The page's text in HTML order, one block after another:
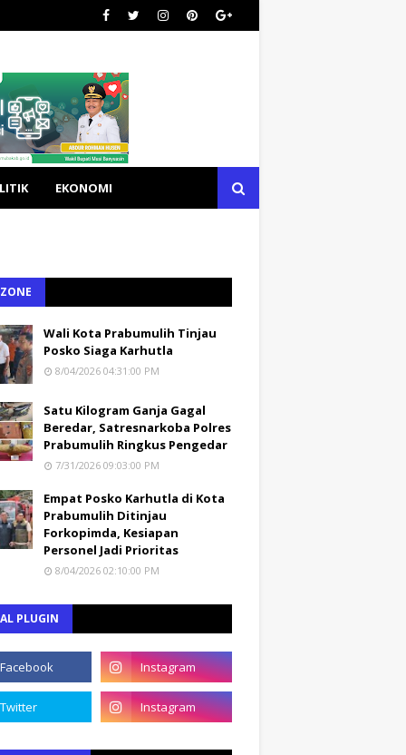
EKONOMI
Wali Kota Prabumulih Tinjau
Posko Siaga Karhutla
8/04/2026 04:31:00 PM
Satu Kilogram Ganja Gagal
Beredar, Satresnarkoba Polres
Prabumulih Ringkus Pengedar
7/31/2026 09:03:00 PM
Empat Posko Karhutla di Kota
Prabumulih Ditinjau
Forkopimda, Kesiapan
Personel Jadi Prioritas
8/04/2026 02:10:00 PM
PLUGIN